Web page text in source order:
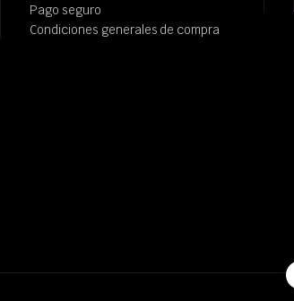
Pago seguro
Condiciones generales de compra